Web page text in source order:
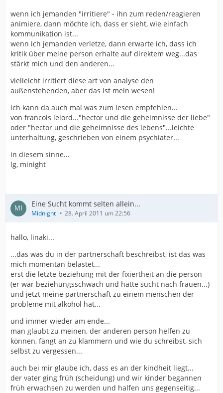
wenn ich jemanden "irritiere" - ihn zum reden/reagieren
animiere, dann möchte ich, dass er sieht, wie einfach
kommunikation ist...
wenn ich jemanden verletze, dann erwarte ich, dass ich
kritik über meine person erhalte auf direktem weg...das
stärkt mich und den anderen...
vielleicht irritiert diese art von analyse den
außenstehenden, aber das ist mein wesen!
ich kann da auch mal was zum lesen empfehlen...
von francois lelord..."hector und die geheimnisse der liebe"
oder "hector und die geheimnisse des lebens"...leichte
unterhaltung, geschrieben von einem psychiater...
in diesem sinne...
lg, minight
Eine Sucht kommt selten allein...
Midnight 28. April 2011 um 22:56
hallo, linaki...
...das was du in der partnerschaft beschreibst, ist das was
mich momentan belastet...
erst die letzte beziehung mit der fixiertheit an die person
(er war beziehungsschwach und hatte sucht nach frauen...)
und jetzt meine partnerschaft zu einem menschen der
probleme mit alkohol hat...
und immer wieder am ende...
man glaubt zu meinen, der anderen person helfen zu
können, fängt an zu klammern und wie du schreibst, sich
selbst zu vergessen...
auch bei mir glaube ich, dass es an der kindheit liegt...
der vater ging früh (scheidung) und wir kinder begannen
früh erwachsen zu werden und halfen uns gegenseitig...